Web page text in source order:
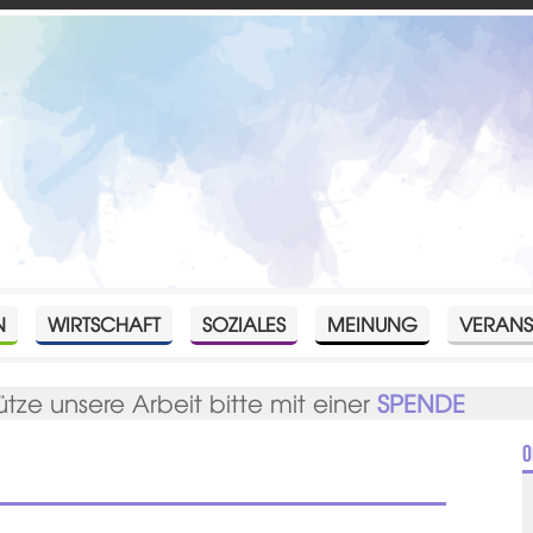
WIRTSCHAFT SOZIALES MEINUNG
unsere Arbeit bitte mit einerSPENDE